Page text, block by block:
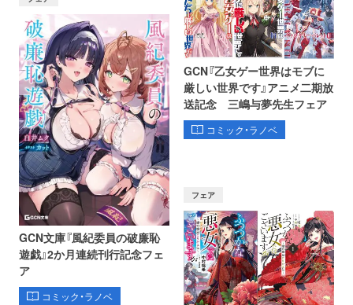
GCN文庫『風紀委員の破廉恥
遊戯』2か月連続刊行記念フェ
ア
コミック・ラノベ
GCN『乙女ゲー世界はモブに
厳しい世界です』アニメ二期放
送記念 三嶋与夢先生フェア
コミック・ラノベ
フェア